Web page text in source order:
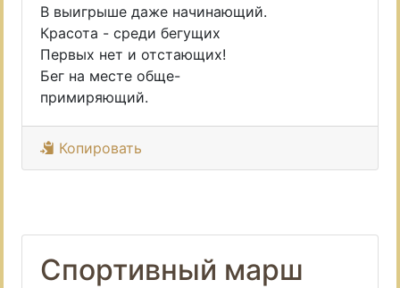
В выигрыше даже начинающий.
Красота - среди бегущих
Первых нет и отстающих!
Бег на месте обще-
примиряющий.
Копировать
Спортивный марш